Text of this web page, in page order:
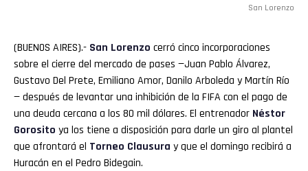
San Lorenzo
(BUENOS AIRES).- San Lorenzo cerró cinco incorporaciones
sobre el cierre del mercado de pases —Juan Pablo Álvarez,
Gustavo Del Prete, Emiliano Amor, Danilo Arboleda y Martín Río
— después de levantar una inhibición de la FIFA con el pago de
una deuda cercana a los 80 mil dólares. El entrenador Néstor
Gorosito ya los tiene a disposición para darle un giro al plantel
que afrontará el Torneo Clausura y que el domingo recibirá a
Huracán en el Pedro Bidegain.